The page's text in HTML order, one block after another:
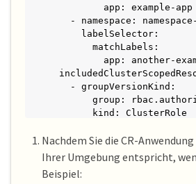
          app: example-app
- namespace:
      labelSelector:
        matchLabels:
app: another-
    - groupVersionKind:
group:
        kind: ClusterRole
      labelSelector:
        matchLabels:
          mylabel: test
Nachdem Sie die CR-
Ihrer Umgebung entspricht,
Beispiel: